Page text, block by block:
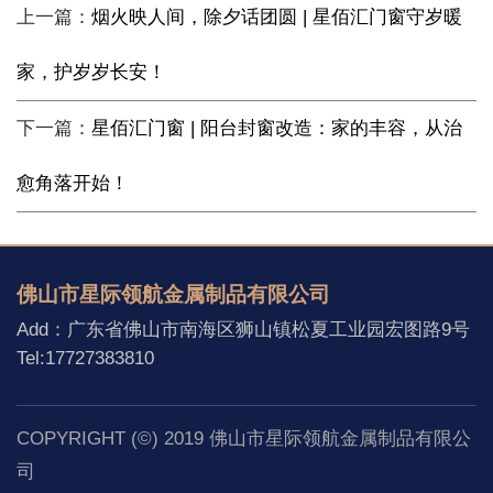
上一篇： 烟火映人间，除夕话团圆 | 星佰汇门窗守岁暖
家，护岁岁长安！
下一篇： 星佰汇门窗 | 阳台封窗改造：家的丰容，从治
愈角落开始！
佛山市星际领航金属制品有限公司
Add：广东省佛山市南海区狮山镇松夏工业园宏图路9号
Tel:17727383810
COPYRIGHT (©) 2019 佛山市星际领航金属制品有限公
司